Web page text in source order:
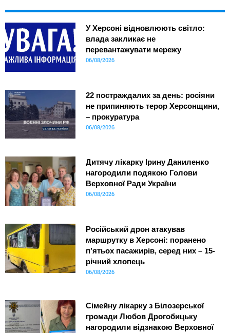
У Херсоні відновлюють світло:
влада закликає не
перевантажувати мережу
06/08/2026
22 постраждалих за день: росіяни
не припиняють терор Херсонщини,
– прокуратура
06/08/2026
Дитячу лікарку Ірину Даниленко
нагородили подякою Голови
Верховної Ради України
06/08/2026
Російський дрон атакував
маршрутку в Херсоні: поранено
п’ятьох пасажирів, серед них – 15-
річний хлопець
06/08/2026
Сімейну лікарку з Білозерської
громади Любов Дрогобицьку
нагородили відзнакою Верховної